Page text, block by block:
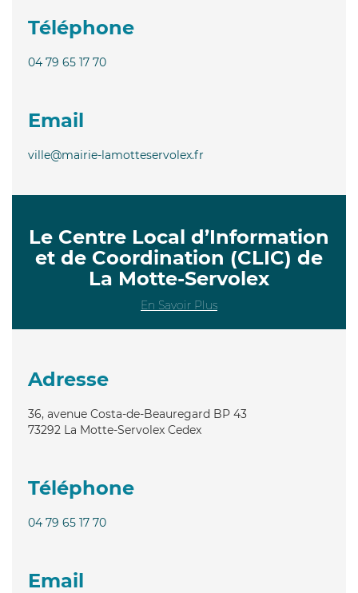
Téléphone
04 79 65 17 70
Email
ville@mairie-lamotteservolex.fr
Le Centre Local d’Information
et de Coordination (CLIC) de
La Motte-Servolex
En Savoir Plus
Adresse
36, avenue Costa-de-Beauregard BP 43
73292 La Motte-Servolex Cedex
Téléphone
04 79 65 17 70
Email